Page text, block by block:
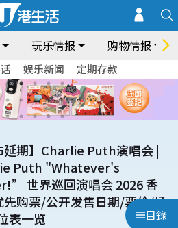
玩乐情报 购物情报
娱乐新闻 定期存款
目錄
延期】Charlie Puth演唱会 |
Puth "Whatever's
世界巡回演唱会 2026 香
先购票/公开发售日期/票价/场
表一览